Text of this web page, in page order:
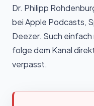
Dr. Philipp
bei Apple Podcasts,
Deezer. Such
folge dem Kanal
verpasst.